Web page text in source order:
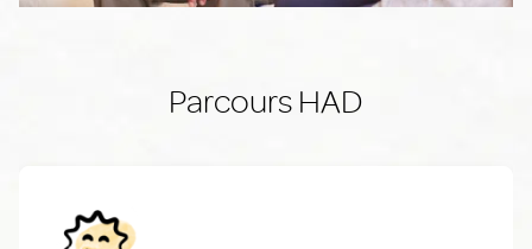
Parcours HAD